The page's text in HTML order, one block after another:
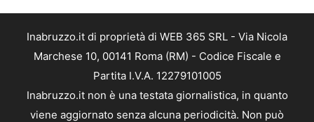
Inabruzzo.it di proprietà di WEB 365 SRL - Via Nicola
Marchese 10, 00141 Roma (RM) - Codice Fiscale e
Partita I.V.A. 12279101005
Inabruzzo.it non è una testata giornalistica, in quanto
viene aggiornato senza alcuna periodicità. Non può